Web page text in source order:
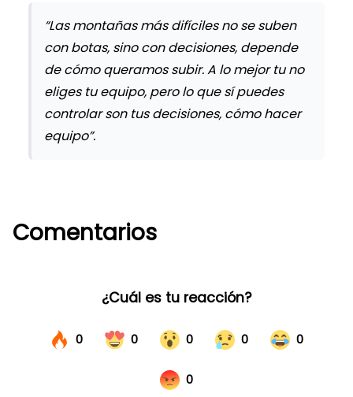
“Las montañas más difíciles no se suben
con botas, sino con decisiones, depende
de cómo queramos subir. A lo mejor tu no
eliges tu equipo, pero lo que sí puedes
controlar son tus decisiones, cómo hacer
equipo”.
Comentarios